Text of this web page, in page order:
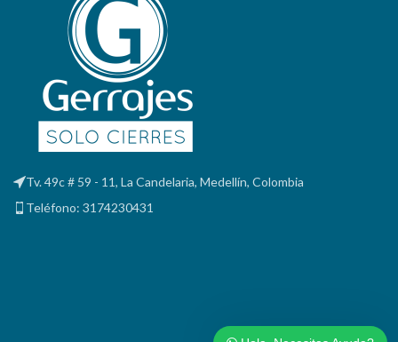
Tv. 49c # 59 - 11, La Candelaria, Medellín, Colombia
Teléfono: 3174230431